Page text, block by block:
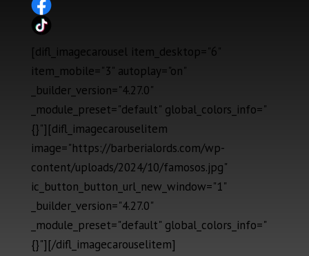
[difl_imagecarousel item_desktop="6"
item_mobile="3" autoplay="on"
_builder_version="4.27.0"
_module_preset="default" global_colors_info="
{}"][difl_imagecarouselitem
image="https://barberialords.com/wp-
content/uploads/2024/10/famosos.jpg"
ic_button_button_url_new_window="1"
_builder_version="4.27.0"
_module_preset="default" global_colors_info="
{}"][/difl_imagecarouselitem]